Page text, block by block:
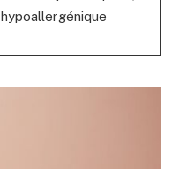
hypoallergénique